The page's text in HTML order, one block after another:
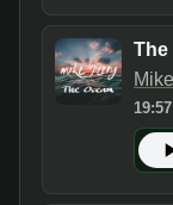
The
19:57